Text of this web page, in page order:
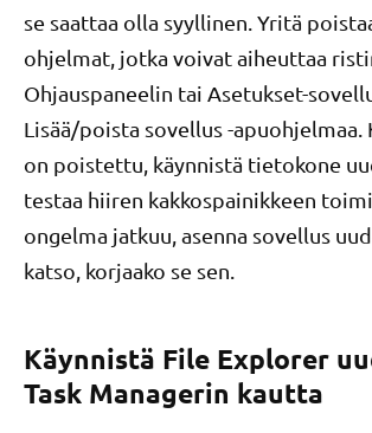
se saattaa olla syyllinen. Yritä
ohjelmat, jotka voivat aiheuttaa
Ohjauspaneelin tai Asetukset-
Lisää/poista sovellus -apuohjelmaa.
on poistettu, käynnistä tietokone
testaa hiiren kakkospainikkeen
ongelma jatkuu, asenna sovellus
katso, korjaako se sen.
Käynnistä File Explorer
Task Managerin kautta